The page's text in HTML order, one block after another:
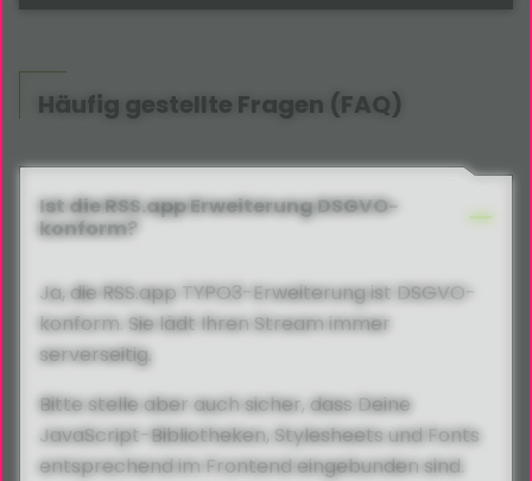
Häufig gestellte Fragen (FAQ)
Ist die RSS.app Erweiterung DSGVO-
konform?
Ja, die RSS.app TYPO3-Erweiterung ist DSGVO-
konform. Sie lädt Ihren Stream immer
serverseitig.
Bitte stelle aber auch sicher, dass Deine
JavaScript-Bibliotheken, Stylesheets und Fonts
entsprechend im Frontend eingebunden sind.